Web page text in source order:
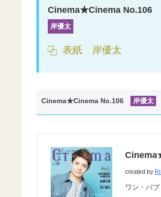
Cinema★Cinema No.106
岸優太
表紙 岸優太
Cinema★Cinema No.106 岸優太
created by
ワン・パ